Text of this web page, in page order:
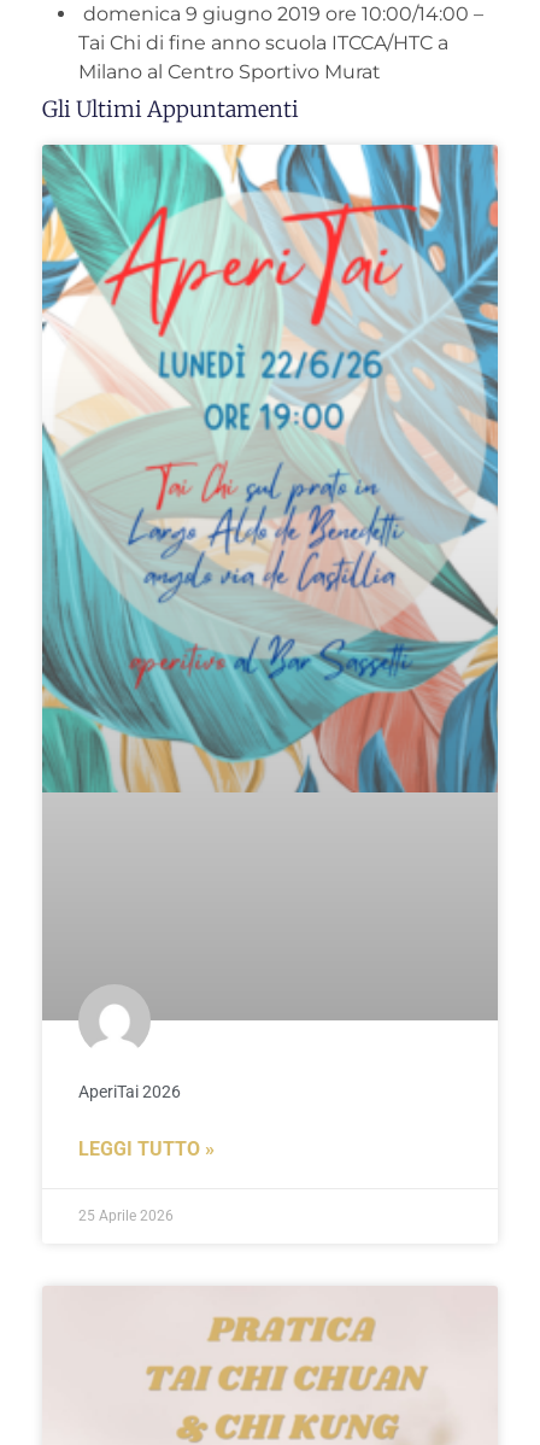
domenica 9 giugno 2019 ore 10:00/14:00 –
Tai Chi di fine anno scuola ITCCA/HTC a
Milano al Centro Sportivo Murat
Gli Ultimi Appuntamenti
AperiTai 2026
LEGGI TUTTO »
25 Aprile 2026